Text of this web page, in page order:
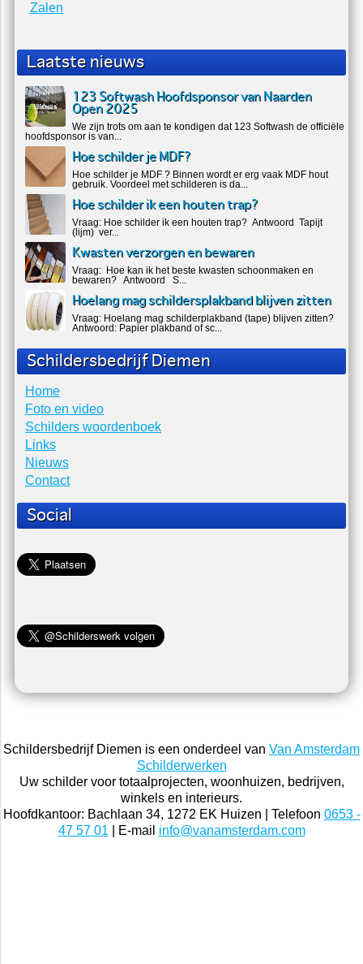
Zalen
Laatste nieuws
123 Softwash Hoofdsponsor van Naarden
Open 2025
We zijn trots om aan te kondigen dat 123 Softwash de officiële
hoofdsponsor is van...
Hoe schilder je MDF?
Hoe schilder je MDF ? Binnen wordt er erg vaak MDF hout
gebruik. Voordeel met schilderen is da...
Hoe schilder ik een houten trap?
Vraag: Hoe schilder ik een houten trap? Antwoord Tapijt
(lijm) ver...
Kwasten verzorgen en bewaren
Vraag: Hoe kan ik het beste kwasten schoonmaken en
bewaren? Antwoord S...
Hoelang mag schildersplakband blijven zitten
Vraag: Hoelang mag schilderplakband (tape) blijven zitten?
Antwoord: Papier plakband of sc...
Schildersbedrijf Diemen
Home
Foto en video
Schilders woordenboek
Links
Nieuws
Contact
Social
Schildersbedrijf Diemen is een onderdeel van Van Amsterdam
Schilderwerken
Uw schilder voor totaalprojecten, woonhuizen, bedrijven,
winkels en interieurs.
Hoofdkantoor: Bachlaan 34, 1272 EK Huizen | Telefoon 0653 -
47 57 01 | E-mail info@vanamsterdam.com